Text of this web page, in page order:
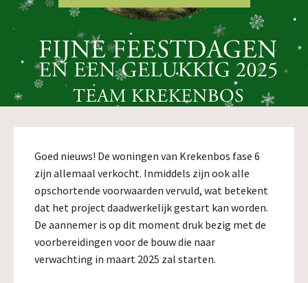
Goed nieuws! De woningen van Krekenbos fase 6
zijn allemaal verkocht. Inmiddels zijn ook alle
opschortende voorwaarden vervuld, wat betekent
dat het project daadwerkelijk gestart kan worden.
De aannemer is op dit moment druk bezig met de
voorbereidingen voor de bouw die naar
verwachting in maart 2025 zal starten.